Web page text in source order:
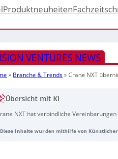
Produktneuheiten
VENTURES NEWS
» Branche & Trends»Crane NXT
Übersicht mit KI
NXT hat verbindliche
and-Trace-Software zur
Inhalte wurden mithilfe von